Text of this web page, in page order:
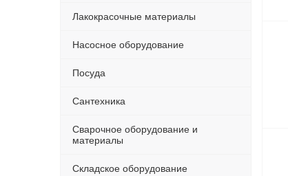
Лакокрасочные материалы
Насосное оборудование
Посуда
Сантехника
Сварочное оборудование и
материалы
Складское оборудование